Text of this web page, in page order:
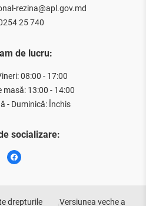
rezina@apl.gov.md
25 740
de lucru:
08:00 - 17:00
masă: 13:00 - 14:00
- Duminică: Închis
socializare:
drepturile Versiunea veche a